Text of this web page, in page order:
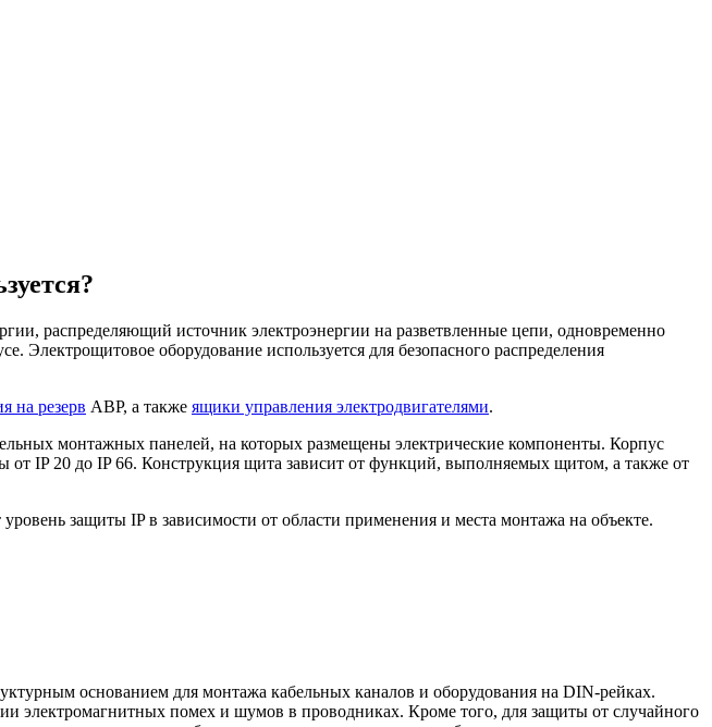
распределяющий источник электроэнергии на разветвленные цепи, одновременно
Электрощитовое оборудование используется для безопасного распределения
на резерв АВР, a также ящики управления электродвигателями.
монтажных панелей, на которых размещены электрические компоненты. Корпус
IP 20 до IP 66. Конструкция щита зависит от функций, выполняемых щитом, а также от
защиты IP в зависимости от области применения и места монтажа на объекте.
основанием для монтажа кабельных каналов и оборудования на DIN-рейках.
электромагнитных помех и шумов в проводниках. Кроме того, для защиты от случайного